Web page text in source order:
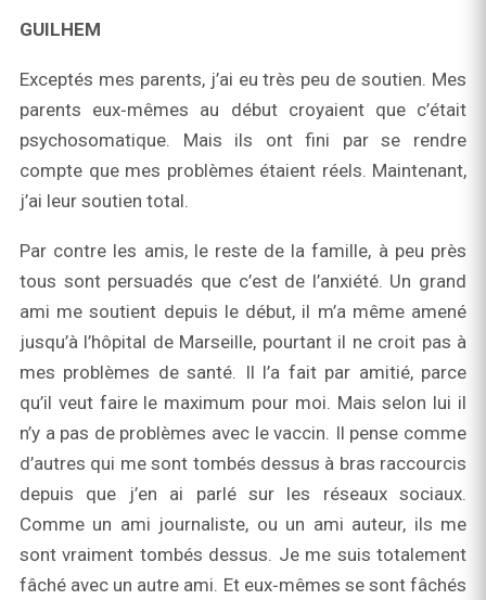
GUILHEM
Exceptés mes parents, j’ai eu très peu de soutien. Mes
parents eux‑mêmes au début croyaient que c’était
psychosomatique. Mais ils ont fini par se rendre
compte que mes problèmes étaient réels. Maintenant,
j’ai leur soutien total.
Par contre les amis, le reste de la famille, à peu près
tous sont persuadés que c’est de l’anxiété. Un grand
ami me soutient depuis le début, il m’a même amené
jusqu’à l’hôpital de Marseille, pourtant il ne croit pas à
mes problèmes de santé. Il l’a fait par amitié, parce
qu’il veut faire le maximum pour moi. Mais selon lui il
n’y a pas de problèmes avec le vaccin. Il pense comme
d’autres qui me sont tombés dessus à bras raccourcis
depuis que j’en ai parlé sur les réseaux sociaux.
Comme un ami journaliste, ou un ami auteur, ils me
sont vraiment tombés dessus. Je me suis totalement
fâché avec un autre ami. Et eux‑mêmes se sont fâchés